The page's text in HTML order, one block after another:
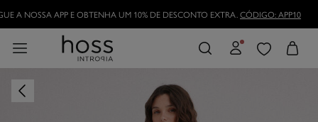
TORNE-SE HOSSLOVERE APROVEITE AS VANTAGENS